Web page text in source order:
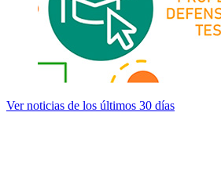
Ver noticias de los últimos 30 días